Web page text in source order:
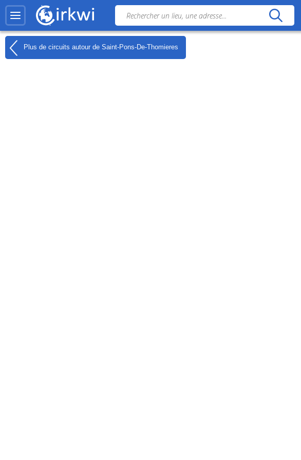
Plus de circuits autour de Saint-Pons-De-Thomieres